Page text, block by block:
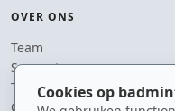
Cookies op
OVER ONS
Team
Supporters
Tip de redactie
Contact